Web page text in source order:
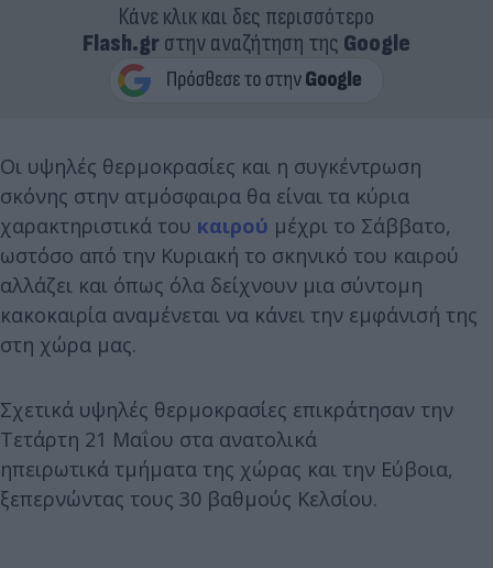
Κάνε κλικ και δες περισσότερο
Flash.grστην αναζήτηση της Google
Οι υψηλές θερμοκρασίες και η συγκέντρωση
σκόνης στην ατμόσφαιρα θα είναι τα κύρια
χαρακτηριστικά του καιρού μέχρι το Σάββατο,
ωστόσο από την Κυριακή το σκηνικό του καιρού
αλλάζει και όπως όλα δείχνουν μια σύντομη
κακοκαιρία αναμένεται να κάνει την εμφάνισή της
στη χώρα μας.
Σχετικά υψηλές θερμοκρασίες επικράτησαν την
Τετάρτη 21 Mαΐου στα ανατολικά
ηπειρωτικά τμήματα της χώρας και την Εύβοια,
ξεπερνώντας τους 30 βαθμούς Κελσίου.